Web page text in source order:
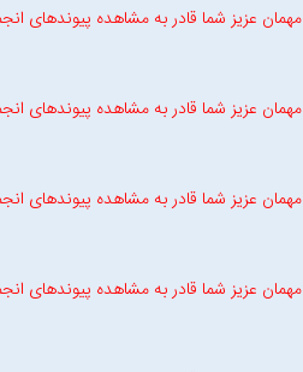
مهمان عزیز شما قادر به مشاهده پیوندهای
مهمان عزیز شما قادر به مشاهده پیوندهای
مهمان عزیز شما قادر به مشاهده پیوندهای
مهمان عزیز شما قادر به مشاهده پیوندهای